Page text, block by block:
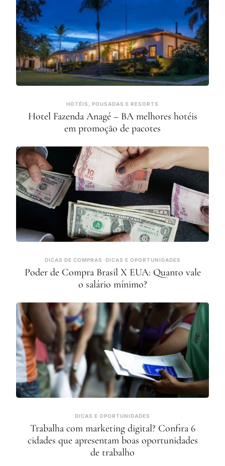
HOTÉIS, POUSADAS E RESORTS
Hotel Fazenda Anagé – BA melhores hotéis
em promoção de pacotes
DICAS DE COMPRAS DICAS E OPORTUNIDADES
Poder de Compra Brasil X EUA: Quanto vale
o salário mínimo?
DICAS E OPORTUNIDADES
Trabalha com marketing digital? Confira 6
cidades que apresentam boas oportunidades
de trabalho